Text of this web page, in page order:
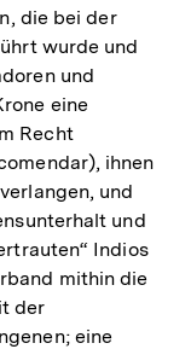
die bei der
wurde und
und
eine
Recht
ihnen
und
und
Indios
mithin die
der
eine